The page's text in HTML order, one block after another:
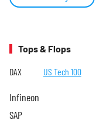
Tops & Flops
DAX US Tech 100
Infineon
SAP